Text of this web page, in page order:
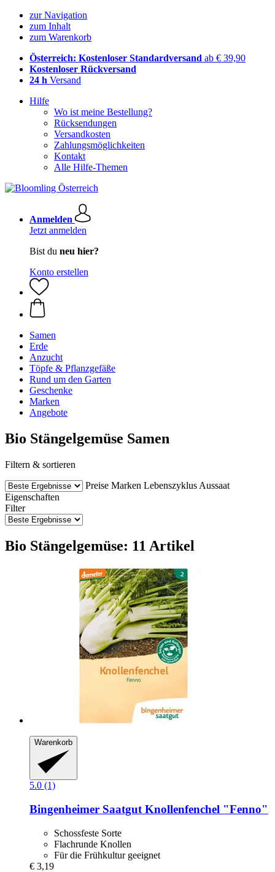
zur Navigation
zum Inhalt
zum Warenkorb
Österreich: Kostenloser Standardversand ab € 39,90
Kostenloser Rückversand
24 h Versand
Hilfe
Wo ist meine Bestellung?
Rücksendungen
Versandkosten
Zahlungsmöglichkeiten
Kontakt
Alle Hilfe-Themen
Anmelden
Jetzt anmelden
Bist du neu hier?
Konto erstellen
Samen
Erde
Anzucht
Töpfe & Pflanzgefäße
Rund um den Garten
Geschenke
Marken
Angebote
Bio Stängelgemüse Samen
Filtern & sortieren
Preise Marken Lebenszyklus Aussaat
Eigenschaften
Filter
Bio Stängelgemüse: 11 Artikel
Warenkorb
5.0 (1)
Bingenheimer Saatgut Knollenfenchel "Fenno"
Schossfeste Sorte
Flachrunde Knollen
Für die Frühkultur geeignet
€ 3,19